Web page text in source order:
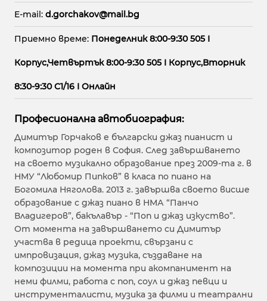
E-mail: d.gorchakov@mail.bg
Приемно време: Понеделник 8:00-9:30 505 I
Корпус,Четвъртък 8:00-9:30 505 I Корпус,Вторник
8:30-9:30 C1/16 I Онлайн
Професионална автобиография:
Димитър Горчаков е български джаз пианист и
композитор роден в София. След завършването
на своето музикално образование през 2009-та г. в
НМУ “Любомир Пипков” в класа по пиано на
Богомила Няголова. 2013 г. завършва своето висше
образование с джаз пиано в НМА “Панчо
Владигеров”, бакълавър - “Поп и джаз изкуство”.
От момента на завършването си Димитър
участва в редица проекти, свързани с
импровизация, джаз музика, създаване на
композиции на момента при акомпанимент на
неми филми, работа с поп, соул и джаз певци и
инструменталисти, музика за филми и театрални